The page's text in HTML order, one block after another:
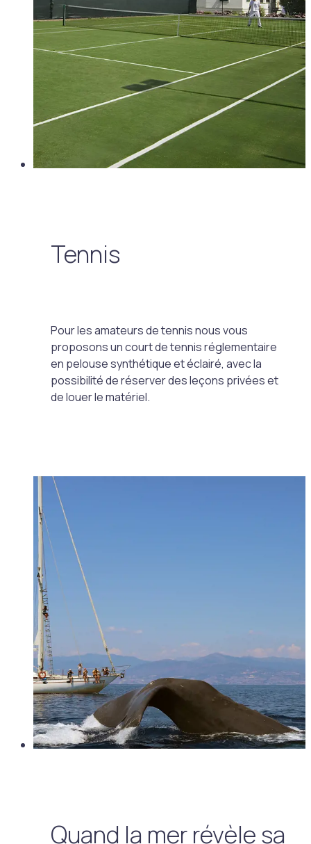
Tennis
Pour les amateurs de tennis nous vous
proposons un court de tennis réglementaire
en pelouse synthétique et éclairé, avec la
possibilité de réserver des leçons privées et
de louer le matériel.
Quand la mer révèle sa